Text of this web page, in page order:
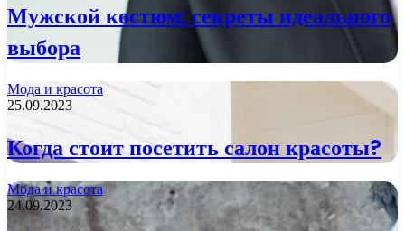
Мужской костюм: секреты идеального
выбора
Мода и красота
25.09.2023
Когда стоит посетить салон красоты?
Мода и красота
24.09.2023